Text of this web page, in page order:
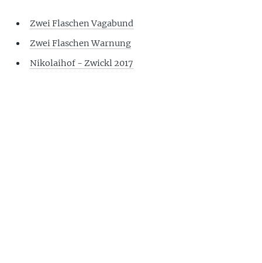
Zwei Flaschen Vagabund
Zwei Flaschen Warnung
Nikolaihof - Zwickl 2017